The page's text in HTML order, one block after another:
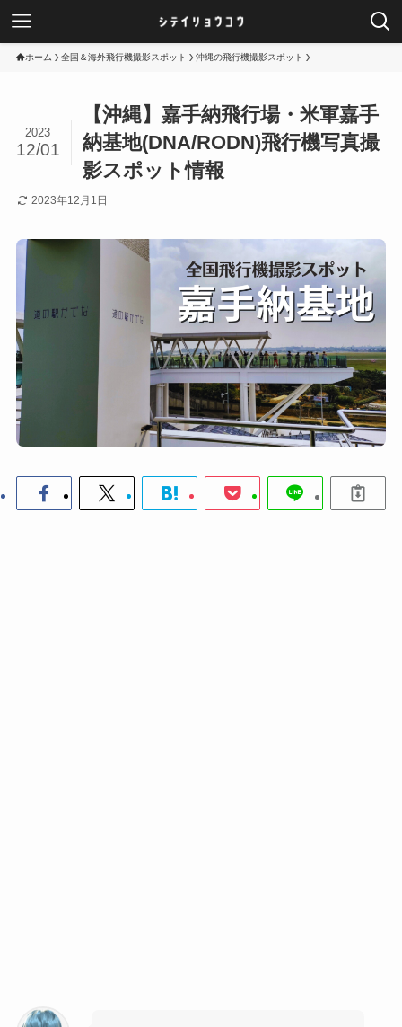
ホーム 全国＆海外飛行機撮影スポット 沖縄の飛行機撮影スポット
【沖縄】嘉手納飛行場・米軍嘉手
納基地(DNA/RODN)飛行機写真撮
影スポット情報
2023
12/01
2023年12月1日